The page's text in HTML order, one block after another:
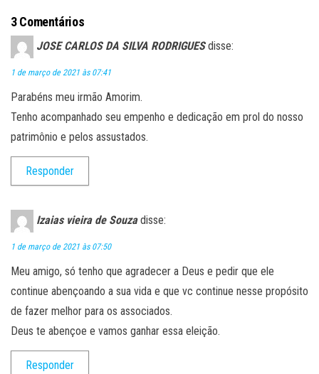
3 Comentários
JOSE CARLOS DA SILVA RODRIGUES disse:
1 de março de 2021 às 07:41
Parabéns meu irmão Amorim.
Tenho acompanhado seu empenho e dedicação em prol do nosso
patrimônio e pelos assustados.
Responder
Izaias vieira de Souza disse:
1 de março de 2021 às 07:50
Meu amigo, só tenho que agradecer a Deus e pedir que ele
continue abençoando a sua vida e que vc continue nesse propósito
de fazer melhor para os associados.
Deus te abençoe e vamos ganhar essa eleição.
Responder